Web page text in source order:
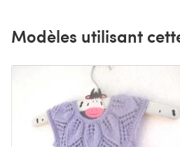
Modèles utilisant